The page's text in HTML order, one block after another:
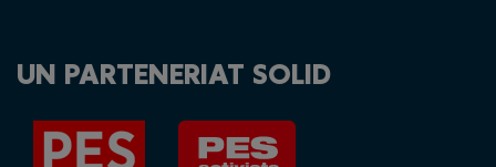
UN PARTENERIAT SOLID